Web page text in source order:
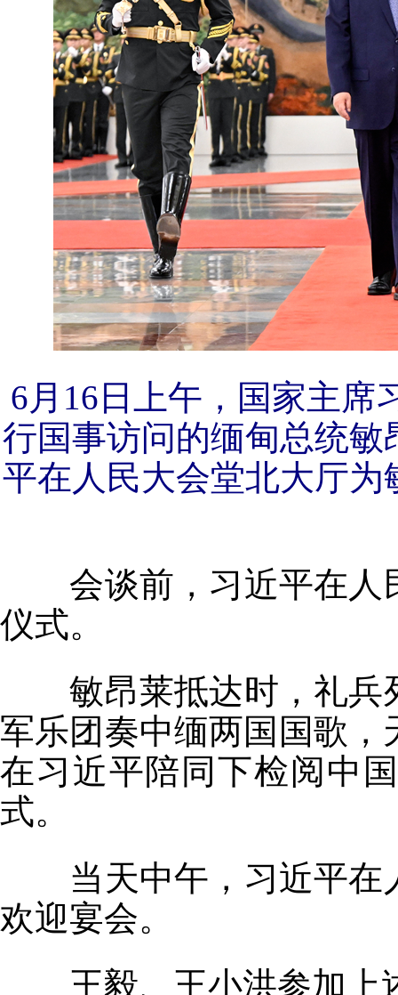
6月16日上午，国家主席
行国事访问的缅甸总统
平在人民大会堂北大厅
会谈前，习近平在人
仪式。
敏昂莱抵达时，礼兵
军乐团奏中缅两国国歌
在习近平陪同下检阅中
式。
当天中午，习近平在
欢迎宴会。
王毅、王小洪参加上